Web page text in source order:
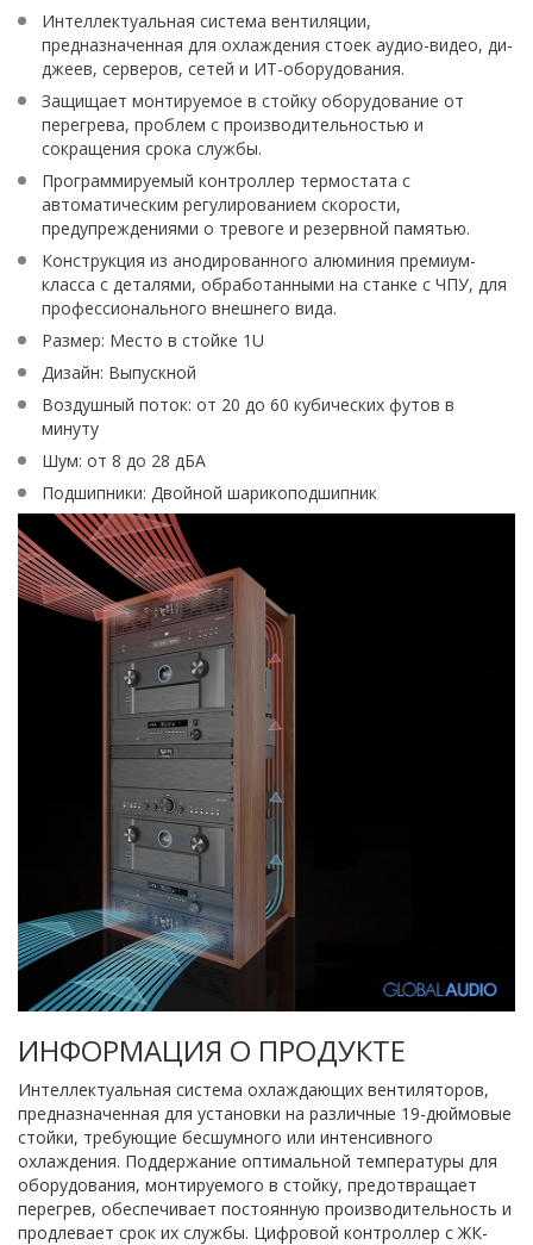
Интеллектуальная система вентиляции,
предназначенная для охлаждения стоек аудио-видео, ди-
джеев, серверов, сетей и ИТ-оборудования.
Защищает монтируемое в стойку оборудование от
перегрева, проблем с производительностью и
сокращения срока службы.
Программируемый контроллер термостата с
автоматическим регулированием скорости,
предупреждениями о тревоге и резервной памятью.
Конструкция из анодированного алюминия премиум-
класса с деталями, обработанными на станке с ЧПУ, для
профессионального внешнего вида.
Размер: Место в стойке 1U
Дизайн: Выпускной
Воздушный поток: от 20 до 60 кубических футов в
минуту
Шум: от 8 до 28 дБА
Подшипники: Двойной шарикоподшипник
ИНФОРМАЦИЯ О ПРОДУКТЕ
Интеллектуальная система охлаждающих вентиляторов,
предназначенная для установки на различные 19-дюймовые
стойки, требующие бесшумного или интенсивного
охлаждения. Поддержание оптимальной температуры для
оборудования, монтируемого в стойку, предотвращает
перегрев, обеспечивает постоянную производительность и
продлевает срок их службы. Цифровой контроллер с ЖК-